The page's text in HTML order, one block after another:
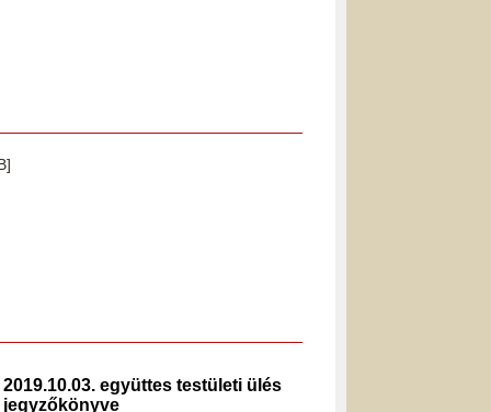
2019.10.03. együttes testületi ülés
jegyzőkönyve